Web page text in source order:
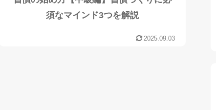
須なマインド3つを解説
2025.09.03